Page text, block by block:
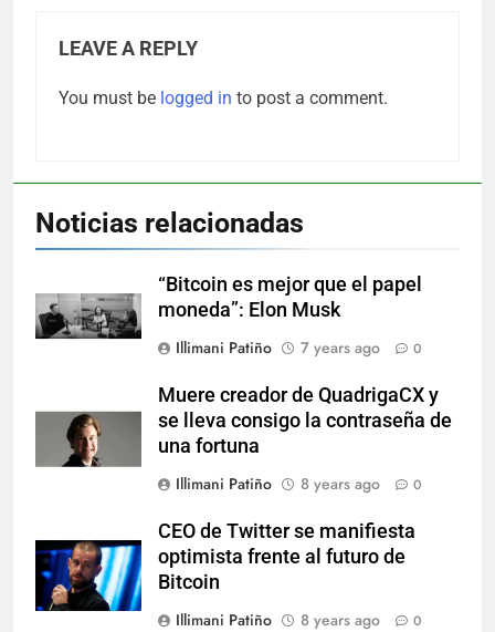
LEAVE A REPLY
You must be logged in to post a comment.
Noticias relacionadas
“Bitcoin es mejor que el papel
moneda”: Elon Musk
Illimani Patiño
7 years ago 0
Muere creador de QuadrigaCX y
se lleva consigo la contraseña de
una fortuna
Illimani Patiño
8 years ago 0
CEO de Twitter se manifiesta
optimista frente al futuro de
Bitcoin
Illimani Patiño
8 years ago 0